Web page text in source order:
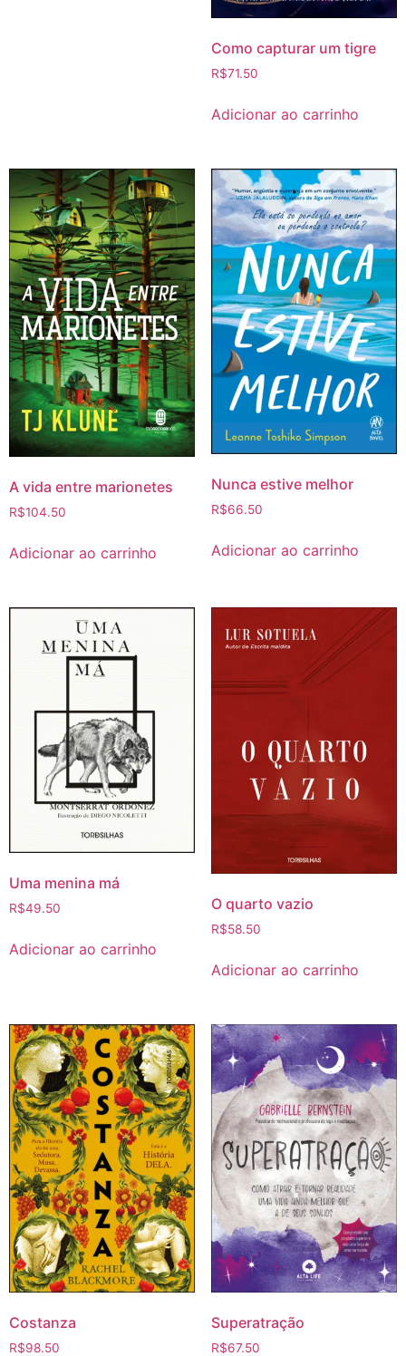
Como capturar um tigre
R$71.50
Adicionar ao carrinho
A vida entre marionetes
R$104.50
Adicionar ao carrinho
Nunca estive melhor
R$66.50
Adicionar ao carrinho
Uma menina má
R$49.50
Adicionar ao carrinho
O quarto vazio
R$58.50
Adicionar ao carrinho
Costanza
R$98.50
Superatração
R$67.50